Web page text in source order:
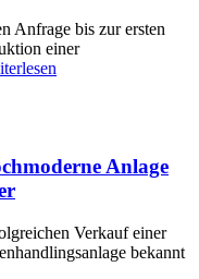
Anfrage bis zur ersten
einer
Anlage
Verkauf einer
bekannt